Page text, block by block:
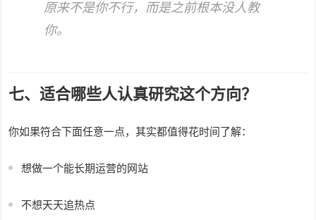
原来不是你不行，而是之前根本没人教
你。
七、适合哪些人认真研究这个方向？
你如果符合下面任意一点，其实都值得花时间了解：
想做一个能长期运营的网站
不想天天追热点